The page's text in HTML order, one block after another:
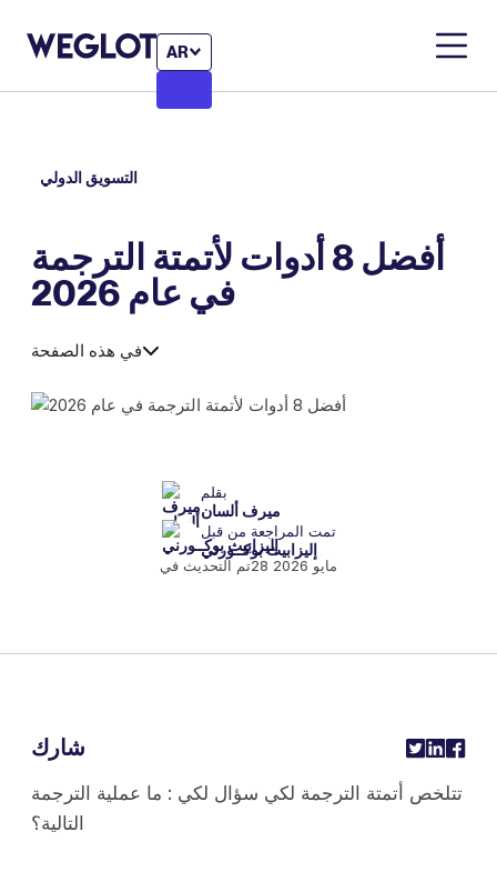
AR
التسويق الدولي
أفضل 8 أدوات لأتمتة الترجمة
في عام 2026
في هذه الصفحة
بقلم
ميرف ألسان
تمت المراجعة من قبل
إليزابيث بوكــورني
تم التحديث في
28 مايو 2026
تتلخص أتمتة الترجمة لكي سؤال لكي : ما عملية الترجمة
التالية؟
شارك